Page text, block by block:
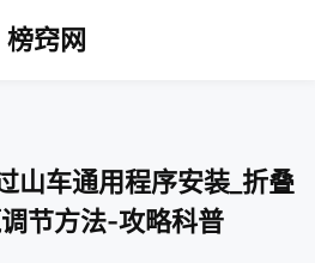
榜窍网
山车通用程序安装_折叠
节方法-攻略科普